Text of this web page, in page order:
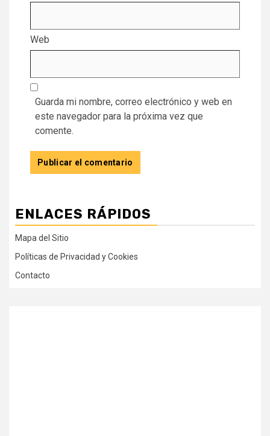
Web
Guarda mi nombre, correo electrónico y web en
este navegador para la próxima vez que
comente.
ENLACES RÁPIDOS
Mapa del Sitio
Políticas de Privacidad y Cookies
Contacto